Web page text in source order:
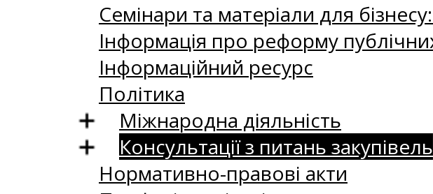
Семінари та матеріали для
Інформація про реформу
Інформаційний ресурс
Політика
Міжнародна діяльність
Консультації з питань закупівель
Нормативно-правові акти